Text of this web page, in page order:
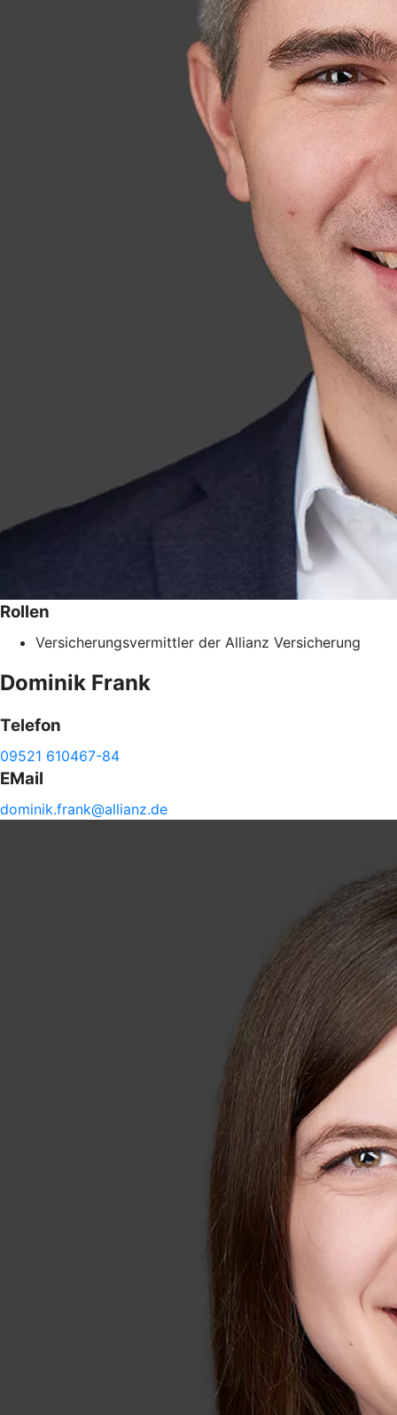
Rollen
Versicherungsvermittler der Allianz Versicherung
Dominik Frank
Telefon
09521 610467-84
EMail
dominik.frank@allianz.de